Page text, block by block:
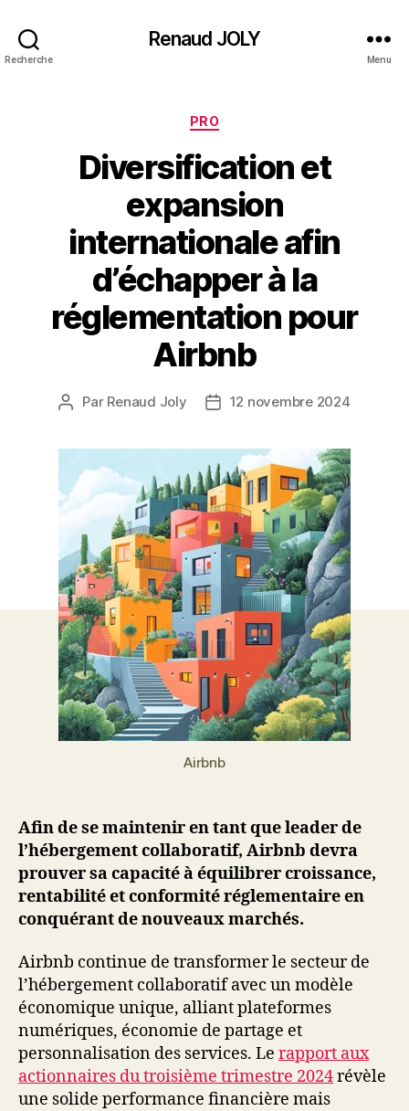
Recherche
Renaud JOLY
Menu
Catégories
PRO
Diversification et
expansion
internationale afin
d’échapper à la
réglementation pour
Airbnb
Auteur
Par Renaud Joly
Date12 novembre 2024
Airbnb
Afin de se maintenir en tant que leader de
l’hébergement collaboratif, Airbnb devra
prouver sa capacité à équilibrer croissance,
rentabilité et conformité réglementaire en
conquérant de nouveaux marchés.
Airbnb continue de transformer le secteur de
l’hébergement collaboratif avec un modèle
économique unique, alliant plateformes
numériques, économie de partage et
personnalisation des services. Le rapport aux
actionnaires du troisième trimestre 2024révèle
une solide performance financière mais